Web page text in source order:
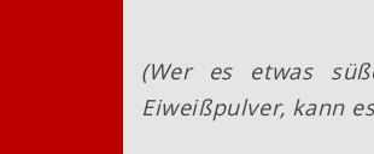
(Wer es etwas
Eiweißpulver, kann